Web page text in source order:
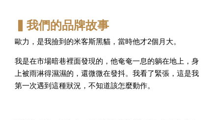
▍我們的品牌故事
歐力，是我撿到的米客斯黑貓，當時他才2個月大。
我是在市場暗巷裡面發現的，他奄奄一息的躺在地上，身
上被雨淋得濕濕的，還微微在發抖。我看了緊張，這是我
第一次遇到這種狀況，不知道該怎麼動作。